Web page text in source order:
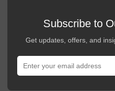
Subscribe to
Get updates, offers, and